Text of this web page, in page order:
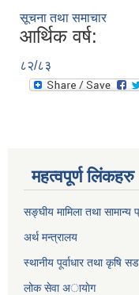
सूचना तथा समाचार
आर्थिक वर्ष:
८२/८३
महत्वपूर्ण लिंकहरु
सङ्घीय मामिला तथा सामान्य
अर्थ मन्त्रालय
स्थानीय पूर्वाधार तथा कृषि
लोक सेवा अायाेग